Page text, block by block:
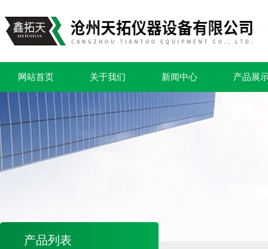
网站首页 关于我们 新闻中心 产品展
产品列表